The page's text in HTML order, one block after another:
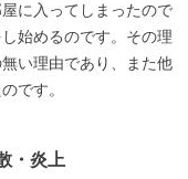
に入ってしまったので
始めるのです。その理
い理由であり、また他
です。
・炎上